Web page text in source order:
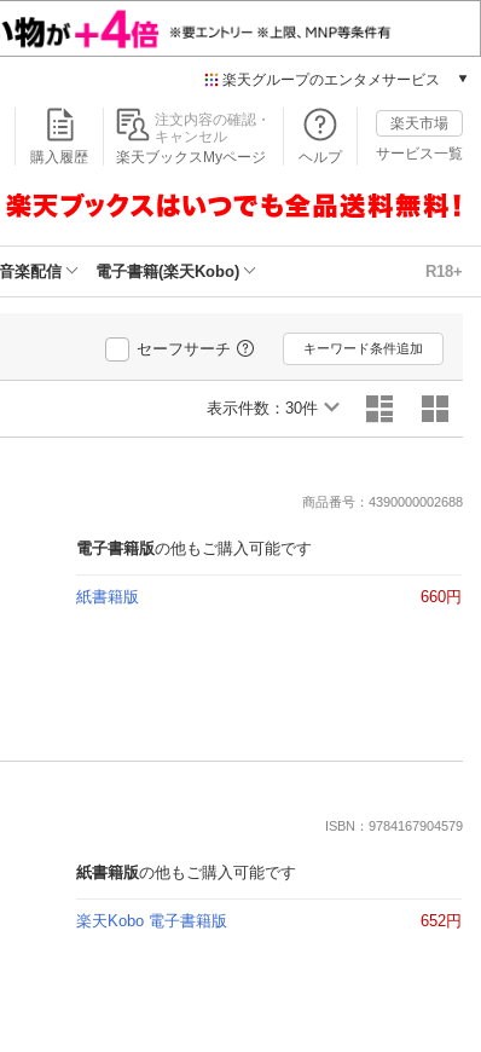
楽天グループのエンタメサービス
本/ゲーム/CD/DVD
楽天ブックス
楽天Kobo
動画配信
楽天TV
動画配信ガイド
楽天チケット
購入履歴
注文内容の確認・
キャンセル
楽天ブックスMyページ
ヘルプ
楽天市場
サービス一覧
音楽配信 電子書籍(楽天Kobo) R18+
セーフサーチ キーワード条件追加
表示件数： 30件
商品番号：4390000002688
電子書籍版の他もご購入可能です
紙書籍版 660円
ISBN：9784167904579
紙書籍版の他もご購入可能です
楽天Kobo 電子書籍版 652円